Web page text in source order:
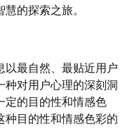
的探索之旅。
以最自然、最贴近用户
种对用户心理的深刻洞
定的目的性和情感色
种目的性和情感色彩的